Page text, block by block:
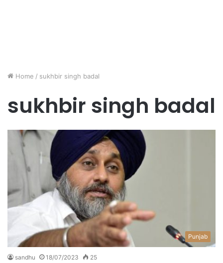
Home / sukhbir singh badal
sukhbir singh badal
Punjab
sandhu 18/07/2023 25